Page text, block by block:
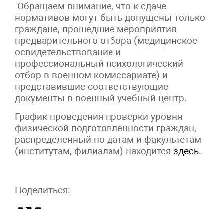
Обращаем внимание, что к сдаче
нормативов могут быть допущены только
граждане, прошедшие мероприятия
предварительного отбора (медицинское
освидетельствование и
профессиональный психологический
отбор в военном комиссариате) и
представившие соответствующие
документы в военный учебный центр.
График проведения проверки уровня
физической подготовленности граждан,
распределенный по датам и факультетам
(институтам, филиалам) находится здесь.
Поделиться: